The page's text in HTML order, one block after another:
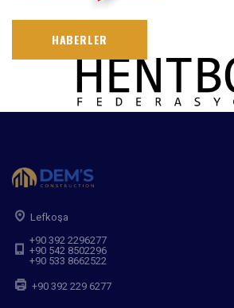
HABERLER
Lefkoşa
+90 392 2296277
+90 542 8502296
+90 533 8662522
+90 392 229 6277